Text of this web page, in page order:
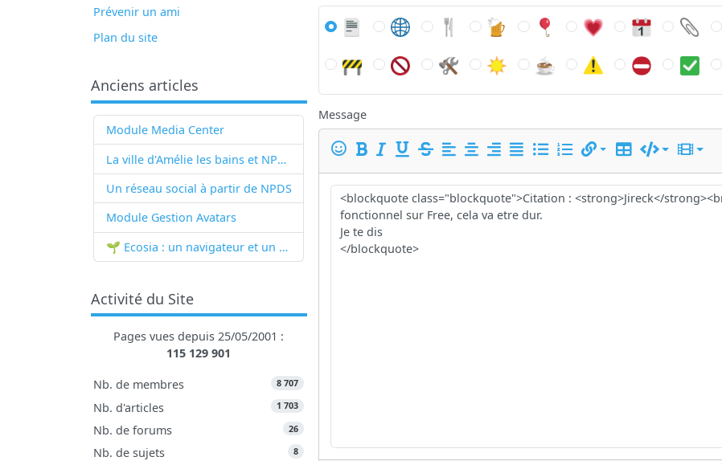
Prévenir un ami
Plan du site
Anciens articles
Module Media Center
La ville d'Amélie les bains et NPDS
Un réseau social à partir de NPDS
Module Gestion Avatars
🌱 Ecosia : un navigateur et un moteur de recherche qui plantent des arbres !...
Activité du Site
Pages vues depuis 25/05/2001 :
115 129 901
Nb. de membres 8 707
Nb. d'articles 1 703
Nb. de forums 26
Nb. de sujets 8
Message